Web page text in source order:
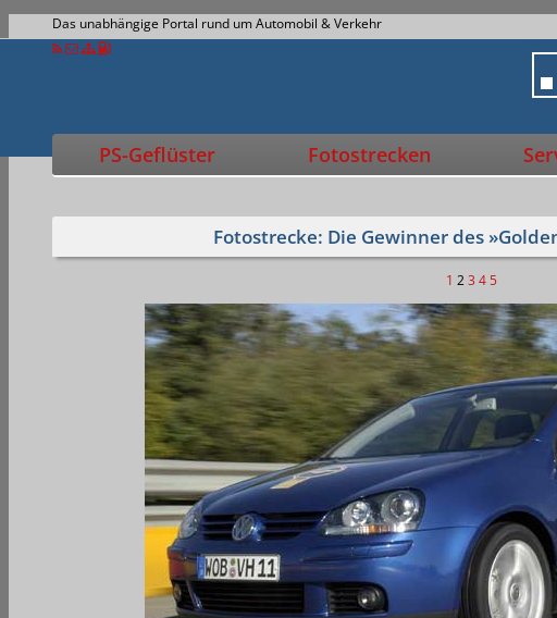
Das unabhängige Portal rund um Automobil & Verkehr
PS-Geflüster Fotostrecken
Fotostrecke: Die Gewinner des
1 2 3 4 5